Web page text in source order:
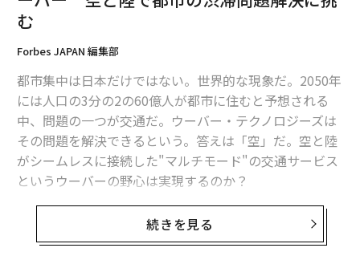
む
Forbes JAPAN 編集部
都市集中は日本だけではない。世界的な現象だ。2050年
には人口の3分の2の60億人が都市に住むと予想される
中、問題の一つが交通だ。ウーバー・テクノロジーズは
その問題を解決できるという。答えは「空」だ。空と陸
がシームレスに接続した"マルチモード"の交通サービス
というウーバーの野心は実現するのか？
交通システムを3Dに。ウーバーが構築するマルチモード
の交通システム
続きを見る